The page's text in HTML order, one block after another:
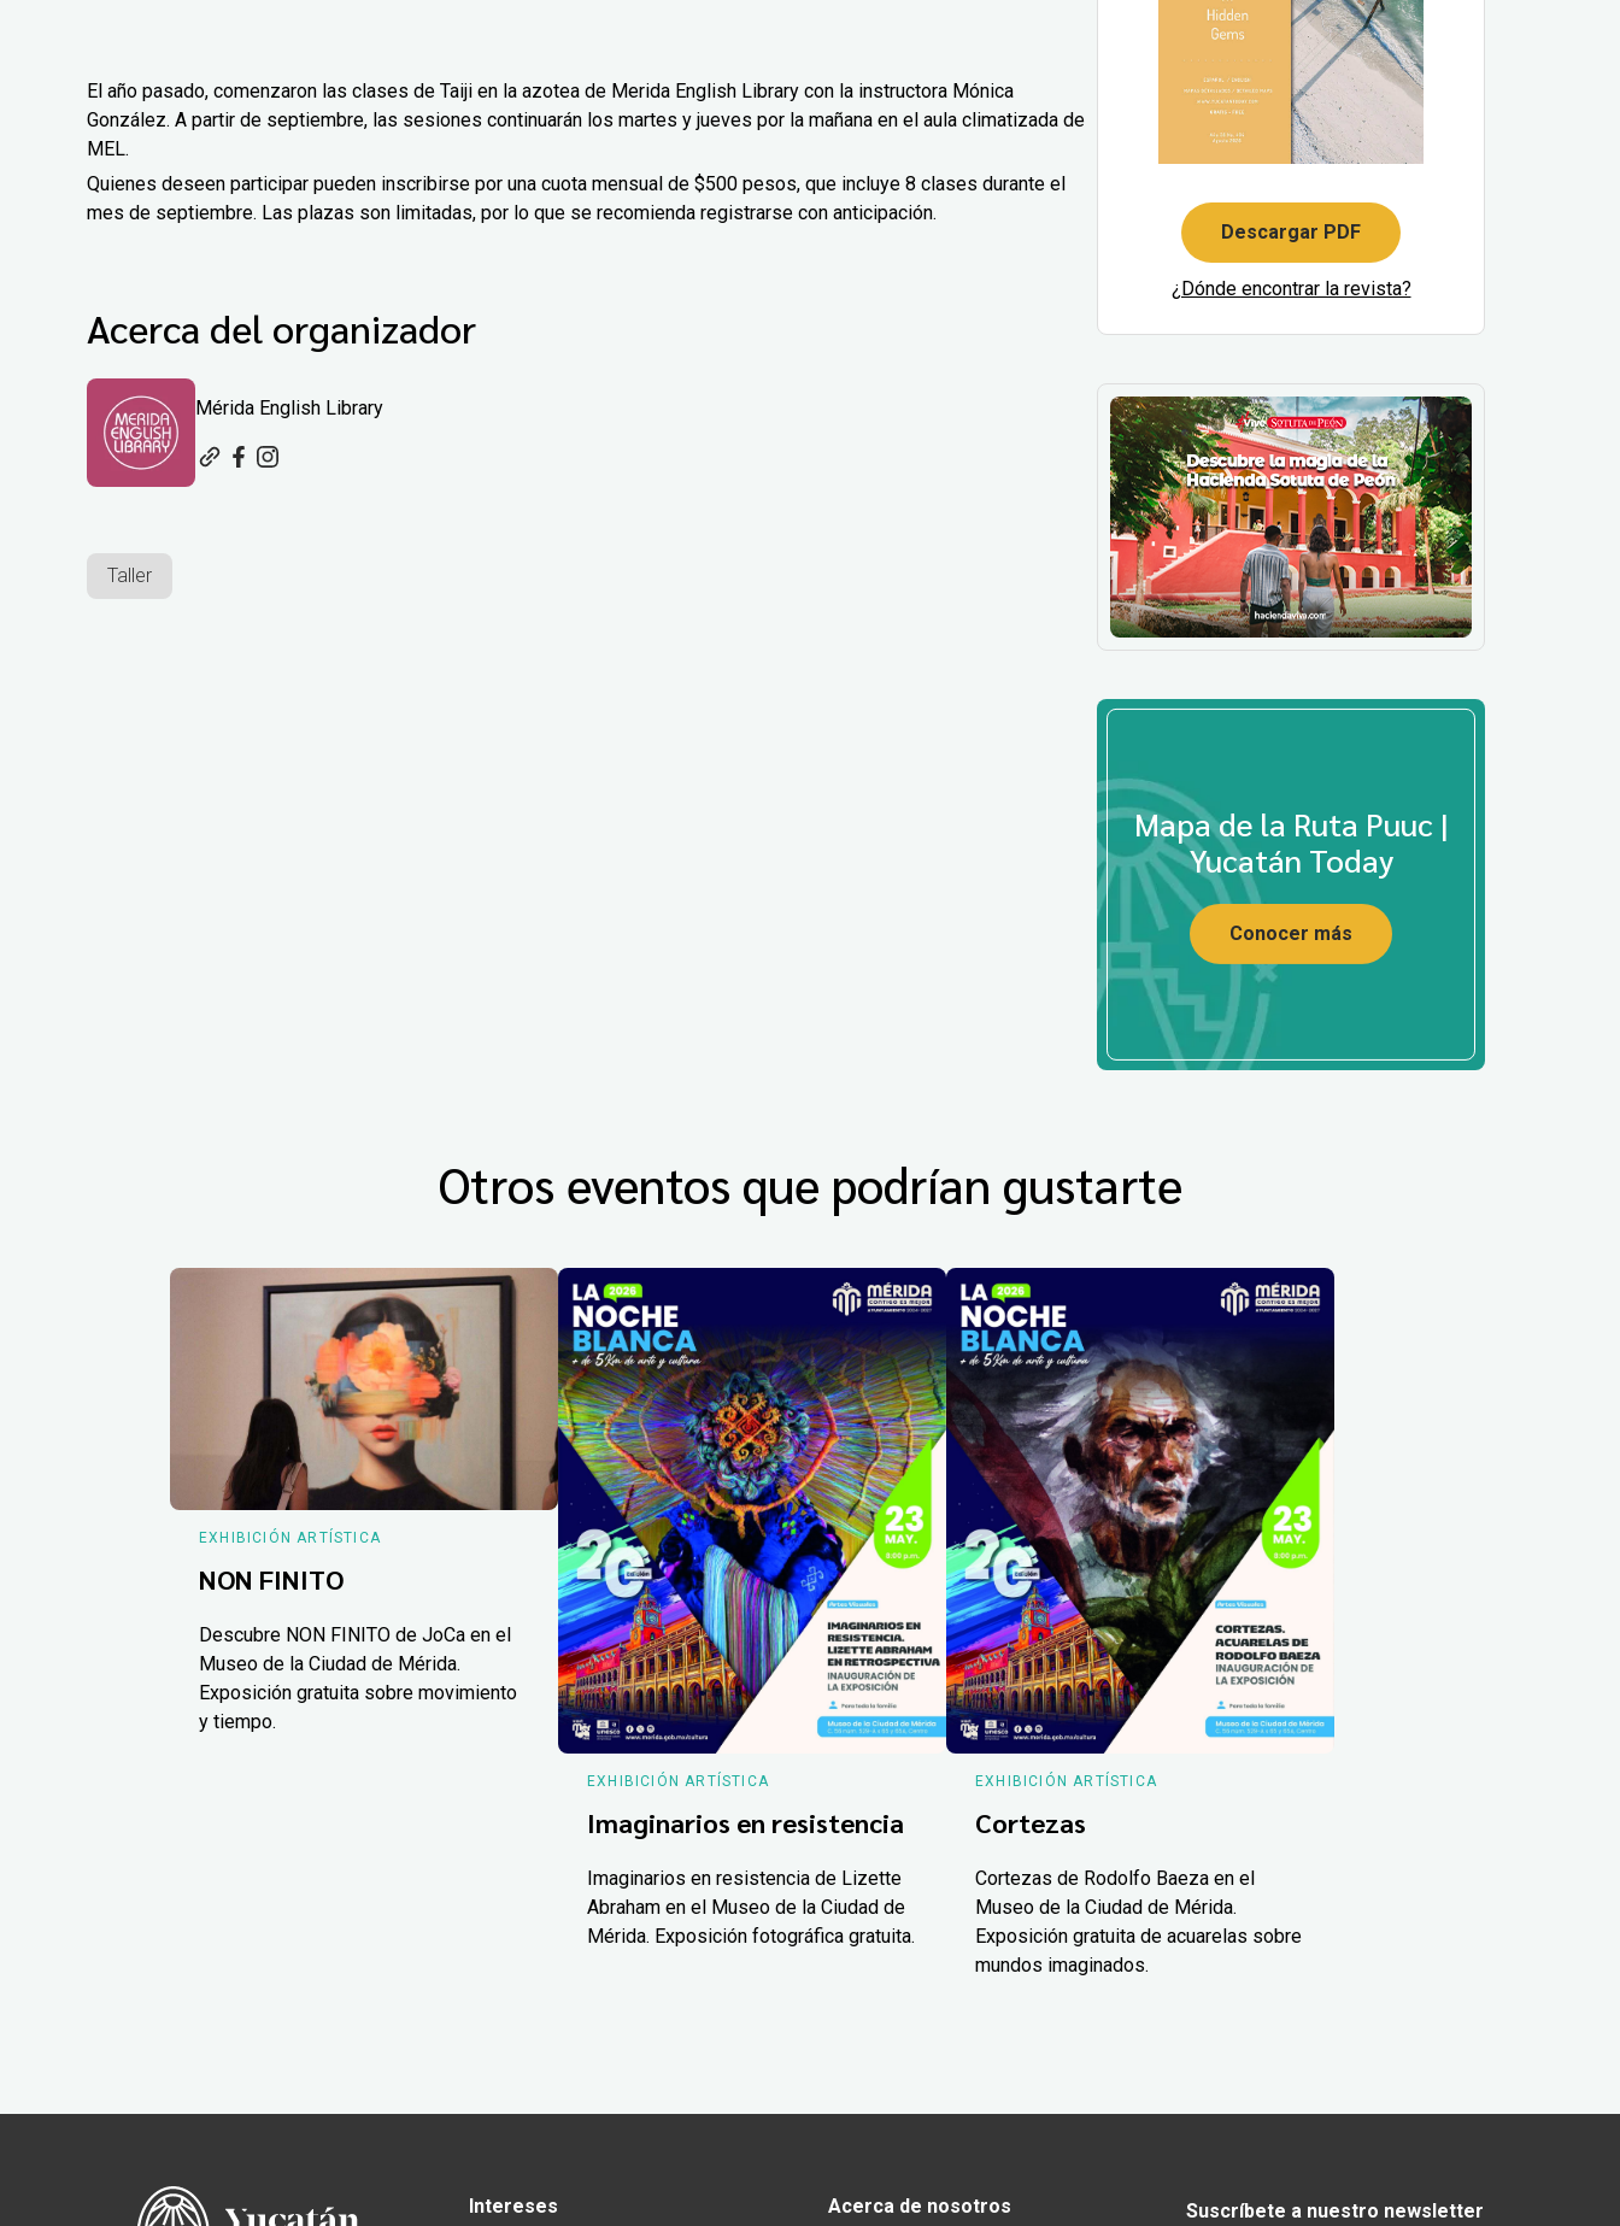
El año pasado, comenzaron las clases de Taiji en la azotea de Merida English Library con la instructora Mónica
González. A partir de septiembre, las sesiones continuarán los martes y jueves por la mañana en el aula climatizada de
MEL.
Quienes deseen participar pueden inscribirse por una cuota mensual de $500 pesos, que incluye 8 clases durante el
mes de septiembre. Las plazas son limitadas, por lo que se recomienda registrarse con anticipación.
Acerca del organizador
Mérida English Library
Taller
Descargar PDF
¿Dónde encontrar la revista?
Mapa de la Ruta Puuc |
Yucatán Today
Conocer más
Otros eventos que podrían gustarte
EXHIBICIÓN ARTÍSTICA
NON FINITO
Descubre NON FINITO de JoCa en el
Museo de la Ciudad de Mérida.
Exposición gratuita sobre movimiento
y tiempo.
EXHIBICIÓN ARTÍSTICA
Imaginarios en resistencia
Imaginarios en resistencia de Lizette
Abraham en el Museo de la Ciudad de
Mérida. Exposición fotográfica gratuita.
EXHIBICIÓN ARTÍSTICA
Cortezas
Cortezas de Rodolfo Baeza en el
Museo de la Ciudad de Mérida.
Exposición gratuita de acuarelas sobre
mundos imaginados.
Intereses Acerca de nosotros Suscríbete a nuestro newsletter